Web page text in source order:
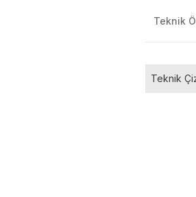
Teknik
Teknik